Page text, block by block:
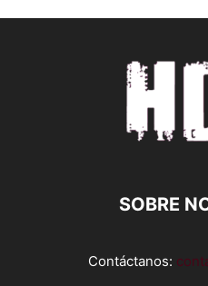
SOBRE
Contáctanos: